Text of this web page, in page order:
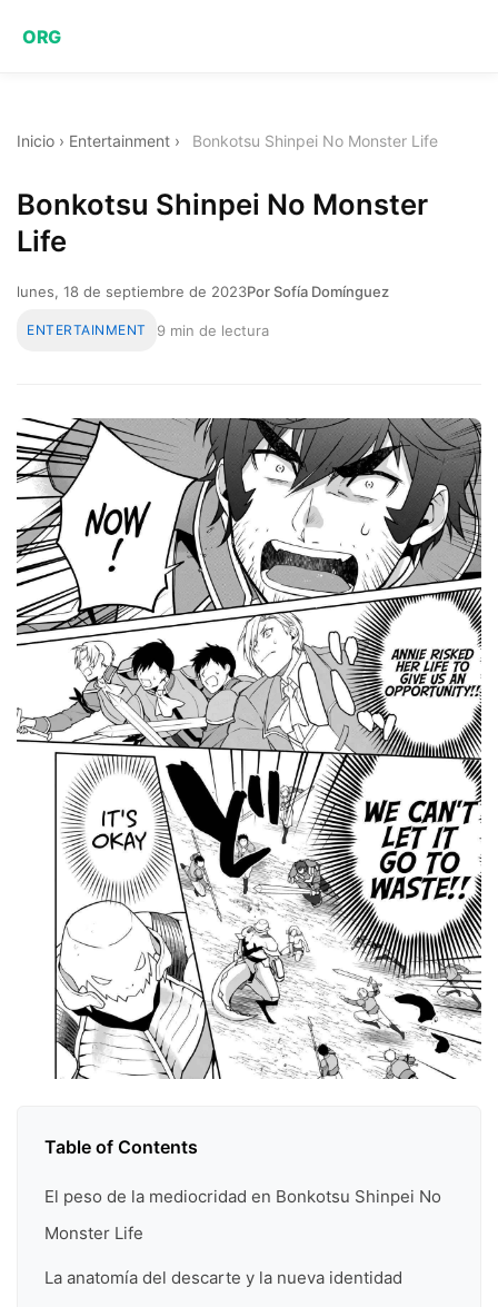
ORG
Inicio › Entertainment › Bonkotsu Shinpei No Monster Life
Bonkotsu Shinpei No Monster
Life
lunes, 18 de septiembre de 2023Por Sofía Domínguez
ENTERTAINMENT 9 min de lectura
Table of Contents
El peso de la mediocridad en Bonkotsu Shinpei No
Monster Life
La anatomía del descarte y la nueva identidad